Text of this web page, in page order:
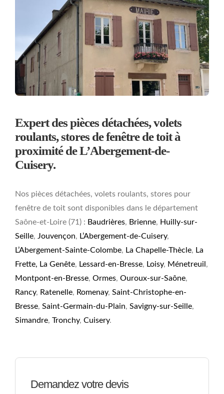
Expert des pièces détachées, volets
roulants, stores de fenêtre de toit à
proximité de L’Abergement-de-
Cuisery.
Nos pièces détachées, volets roulants, stores pour
fenêtre de toit sont disponibles dans le département
Saône-et-Loire (71) : Baudrières, Brienne, Huilly-sur-
Seille, Jouvençon, L’Abergement-de-Cuisery,
L’Abergement-Sainte-Colombe, La Chapelle-Thècle, La
Frette, La Genête, Lessard-en-Bresse, Loisy, Ménetreuil ,
Montpont-en-Bresse, Ormes, Ouroux-sur-Saône,
Rancy, Ratenelle, Romenay, Saint-Christophe-en-
Bresse, Saint-Germain-du-Plain, Savigny-sur-Seille,
Simandre, Tronchy, Cuisery.
Demandez votre devis